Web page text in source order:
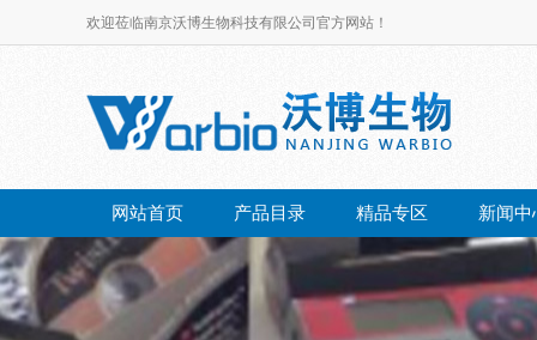
欢迎莅临南京沃博生物科技有限公司官方网站！
网站首页 产品目录 精品专区 新闻中